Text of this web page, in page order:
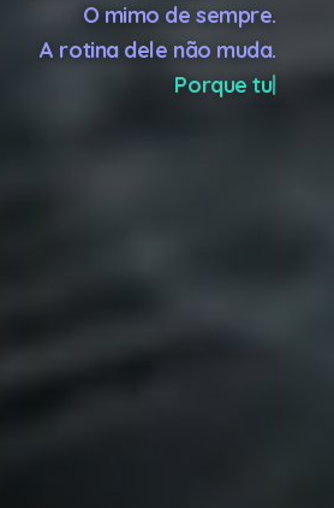
O mimo de sempre.
A rotina dele não muda.
Porque tu vais, mas ele fica!